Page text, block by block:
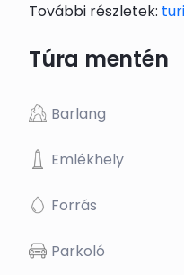
További részletek:
Túra mentén
Barlang
Emlékhely
Forrás
Parkoló